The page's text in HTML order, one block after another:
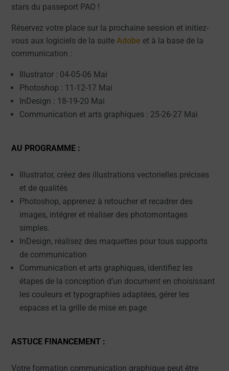
stars du passeport PAO !
Réservez votre place sur la prochaine session et initiez-
vous aux logiciels de la suiteAdobe et à la base de la
communication :
Illustrator : 04-05-06 Mai
Photoshop : 11-12-17 Mai
InDesign : 18-19-20 Mai
Communication et arts graphiques : 25-26-27 Mai
AU PROGRAMME :
Illustrator, créez des illustrations vectorielles précises
et de qualités
Photoshop, apprenez à retoucher et recadrer des
images, intégrer et réaliser des photomontages
simples.
InDesign, réalisez des maquettes pour tous supports
de communication
Communication et arts graphiques, identifiez les
étapes de la conception d’un document en choisissant
les couleurs et typographies adaptées, gérer les
espaces et la grille de mise en page
ASTUCE FINANCEMENT :
Votre formation communication graphique peut être